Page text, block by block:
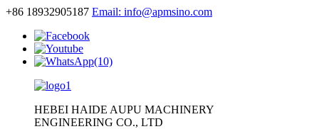
+86 18932905187 Email: info@apmsino.com
HEBEI HAIDE AUPU MACHINERY
ENGINEERING CO., LTD